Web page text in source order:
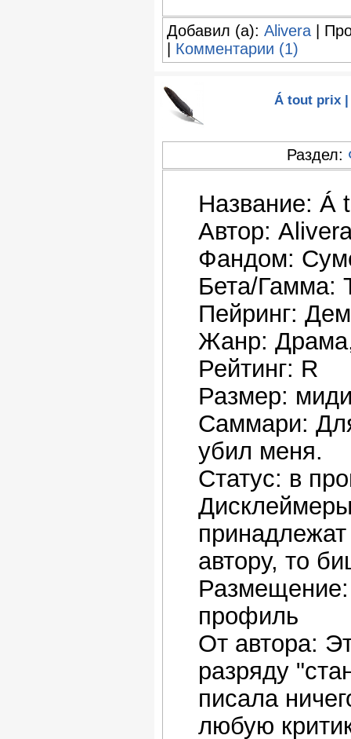
Добавил (а): Alivera |
| Комментарии (1)
Á tout prix |
Раздел:
Название: Á
Автор:
Фандом:
Бета/Гамма:
Пейринг:
Жанр:
Рейтинг: R
Размер:
Саммари:
убил меня.
Статус: в
автору, то
Размещение:
профиль
От автора:
разряду
писала
любую